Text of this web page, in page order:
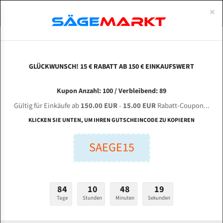
WAGNER TEBA 330 Serie für 4440 mm Bi-Metall
Bandsägeblätter
Länge (mm):
Stärken + Zahnteilung:
mm
ABOUTS
ENGLISH
Bi-Metall Meterware
Fleischerei Bandsägeblätter
Bandmesser Glatt Meterware
Konvex Meterware
×
GLÜCKWUNSCH! 15 € RABATT AB 150 € EINKAUFSWERT
Kupon Anzahl: 100 / Verbleibend: 89
Gültig für Einkäufe ab150.00 EUR- 15.00 EURRabatt-Coupon...
KLICKEN SIE UNTEN, UM IHREN GUTSCHEINCODE ZU KOPIEREN
SAEGE15
84
Tage
10
Stunden
48
Minuten
18
Sekunden